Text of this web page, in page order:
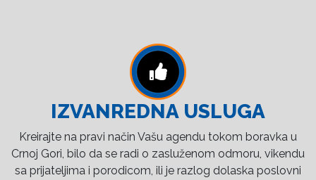
IZVANREDNA USLUGA
Kreirajte na pravi način Vašu agendu tokom boravka u
Crnoj Gori, bilo da se radi o zasluženom odmoru, vikendu
sa prijateljima i porodicom, ili je razlog dolaska poslovni